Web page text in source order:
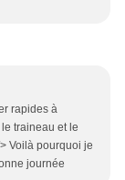
rapides à
traineau et le
Voilà pourquoi je
journée